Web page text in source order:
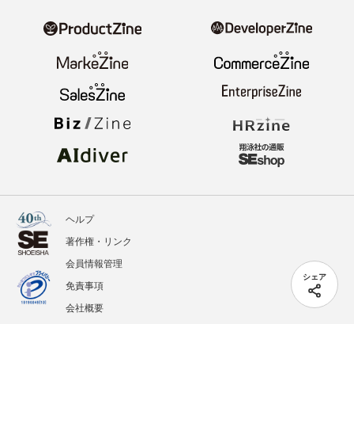
シェア
ヘルプ
著作権・リンク
会員情報管理
免責事項
会社概要